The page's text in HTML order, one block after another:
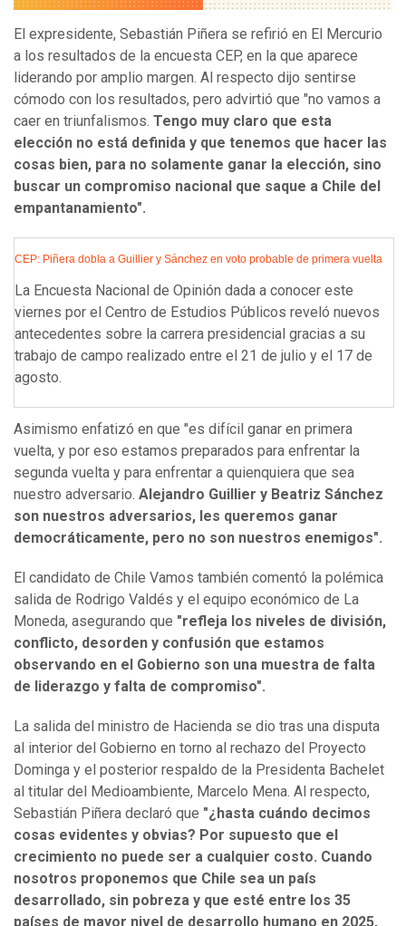
El expresidente, Sebastián Piñera se refirió en El Mercurio
a los resultados de la encuesta CEP, en la que aparece
liderando por amplio margen. Al respecto dijo sentirse
cómodo con los resultados, pero advirtió que "no vamos a
caer en triunfalismos. Tengo muy claro que esta
elección no está definida y que tenemos que hacer las
cosas bien, para no solamente ganar la elección, sino
buscar un compromiso nacional que saque a Chile del
empantanamiento".
CEP: Piñera dobla a Guillier y Sánchez en voto probable de primera vuelta
La Encuesta Nacional de Opinión dada a conocer este
viernes por el Centro de Estudios Públicos reveló nuevos
antecedentes sobre la carrera presidencial gracias a su
trabajo de campo realizado entre el 21 de julio y el 17 de
agosto.
Asimismo enfatizó en que "es difícil ganar en primera
vuelta, y por eso estamos preparados para enfrentar la
segunda vuelta y para enfrentar a quienquiera que sea
nuestro adversario. Alejandro Guillier y Beatriz Sánchez
son nuestros adversarios, les queremos ganar
democráticamente, pero no son nuestros enemigos".
El candidato de Chile Vamos también comentó la polémica
salida de Rodrigo Valdés y el equipo económico de La
Moneda, asegurando que "refleja los niveles de división,
conflicto, desorden y confusión que estamos
observando en el Gobierno son una muestra de falta
de liderazgo y falta de compromiso".
La salida del ministro de Hacienda se dio tras una disputa
al interior del Gobierno en torno al rechazo del Proyecto
Dominga y el posterior respaldo de la Presidenta Bachelet
al titular del Medioambiente, Marcelo Mena. Al respecto,
Sebastián Piñera declaró que "¿hasta cuándo decimos
cosas evidentes y obvias? Por supuesto que el
crecimiento no puede ser a cualquier costo. Cuando
nosotros proponemos que Chile sea un país
desarrollado, sin pobreza y que esté entre los 35
países de mayor nivel de desarrollo humano en 2025,